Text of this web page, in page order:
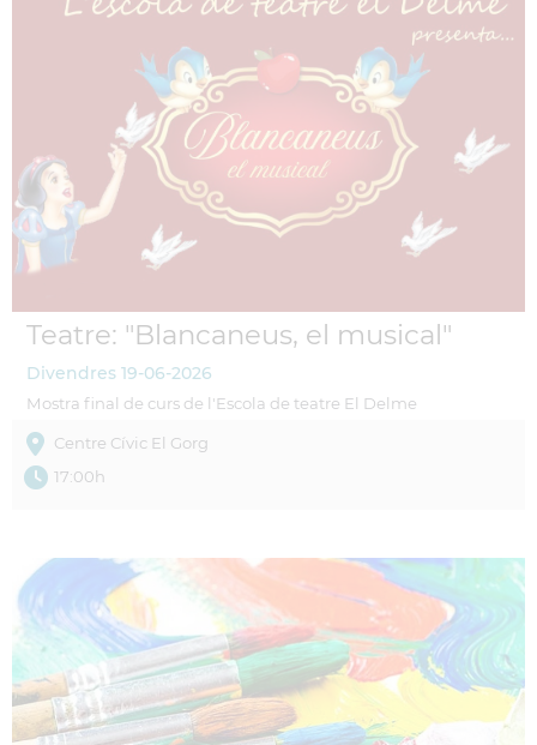
Teatre: "Blancaneus, el musical"
Divendres 19-06-2026
Mostra final de curs de l'Escola de teatre El Delme
Centre Cívic El Gorg
17:00h